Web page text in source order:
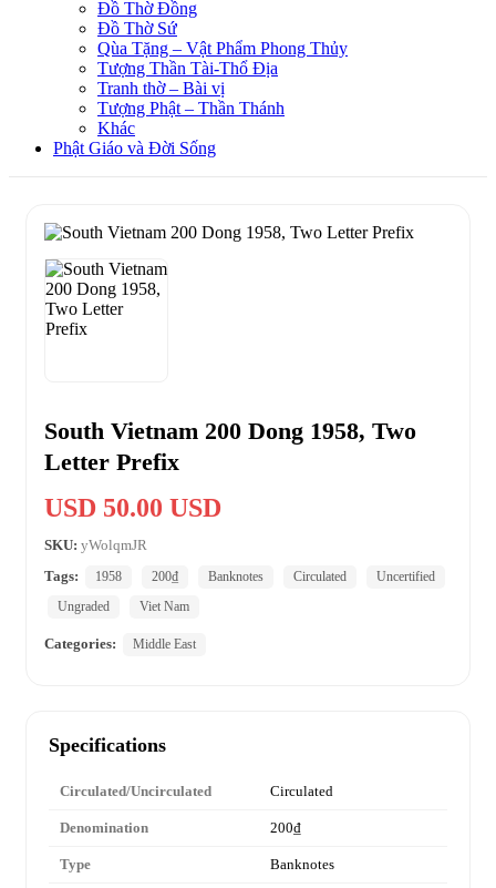
Đồ Thờ Đồng
Đồ Thờ Sứ
Qùa Tặng – Vật Phẩm Phong Thủy
Tượng Thần Tài-Thổ Địa
Tranh thờ – Bài vị
Tượng Phật – Thần Thánh
Khác
Phật Giáo và Đời Sống
South Vietnam 200 Dong 1958, Two
Letter Prefix
USD 50.00 USD
SKU: yWolqmJR
Tags:
1958 200₫ Banknotes Circulated
Uncertified
Ungraded
Viet Nam
Categories: Middle East
Specifications
Circulated/Uncirculated Circulated
Denomination 200₫
Type Banknotes